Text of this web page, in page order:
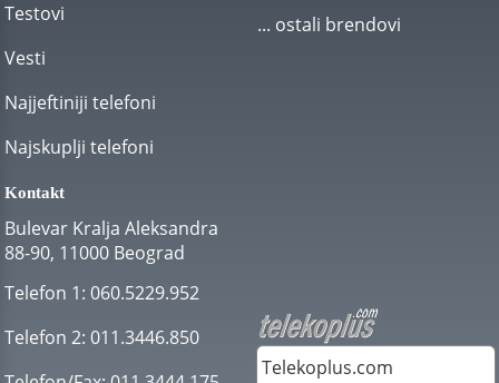
Testovi
Vesti
Najjeftiniji telefoni
Najskuplji telefoni
... ostali brendovi
Kontakt
Bulevar Kralja Aleksandra
88-90, 11000 Beograd
Telefon 1: 060.5229.952
Telefon 2: 011.3446.850
Telekoplus.com